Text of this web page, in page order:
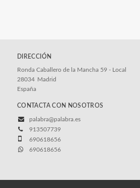
DIRECCIÓN
Ronda Caballero de la Mancha 59 - Local
28034 Madrid
España
CONTACTA CON NOSOTROS
palabra@palabra.es
913507739
690618656
690618656